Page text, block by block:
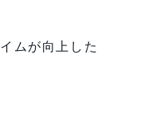
ムが向上した